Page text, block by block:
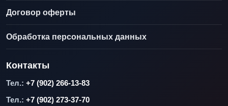
Договор оферты
Обработка персональных данных
Контакты
Тел.: +7 (902) 266-13-83
Тел.: +7 (902) 273-37-70